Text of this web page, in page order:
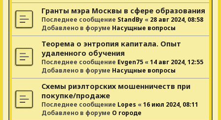
Гранты мэра Москвы в сфере образования
Последнее сообщение StandBy « 28 авг 2024, 08:58
Добавлено в форуме Насущные вопросы
Теорема о энтропия капитала. Опыт
удаленного обучения
Последнее сообщение Evgen75 «14 авг 2024, 12:55
Добавлено в форуме Насущные вопросы
Схемы риэлторских мошенничеств при
покупке/продаже
Последнее сообщение Lopes «16 июл 2024, 08:11
Добавлено в форуме О городе